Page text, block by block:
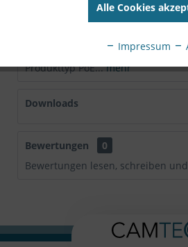
Hersteller VIVOTEK
Produkttyp PoE...mehr
Downloads
Bewertungen
0
Bewertungen lesen, schreiben
Alle Cookies
Impressum